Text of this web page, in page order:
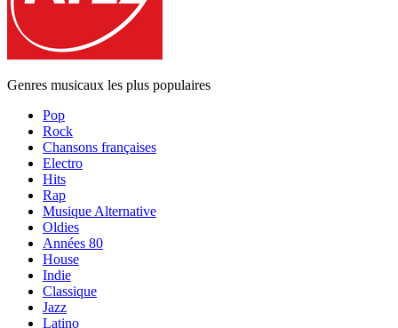
Genres musicaux les plus populaires
Pop
Rock
Chansons françaises
Electro
Hits
Rap
Musique Alternative
Oldies
Années 80
House
Indie
Classique
Jazz
Latino